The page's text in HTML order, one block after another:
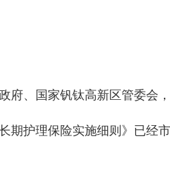
府、国家钒钛高新区管委会
护理保险实施细则》已经市